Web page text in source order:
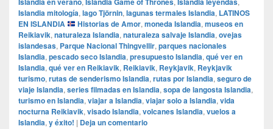
Islandia mitología, lago Tjörnin, lagunas termales Islandia, LATINOS
EN ISLANDIA
Historias de Amor, moneda Islandia, museos en
Reikiavik, naturaleza Islandia, naturaleza salvaje Islandia, ovejas
islandesas, Parque Nacional Thingvellir, parques nacionales
Islandia, pescado seco Islandia, presupuesto Islandia, qué ver en
Islandia, qué ver en Reikiavik, Reikiavik, Reykjavik, Reykjavik
turismo, rutas de senderismo Islandia, rutas por Islandia, seguro de
viaje Islandia, series filmadas en Islandia, sopa de langosta Islandia,
turismo en Islandia, viajar a Islandia, viajar solo a Islandia, vida
nocturna Reikiavik, visado Islandia, volcanes Islandia, vuelos a
Islandia, y éxito! | Deja un comentario